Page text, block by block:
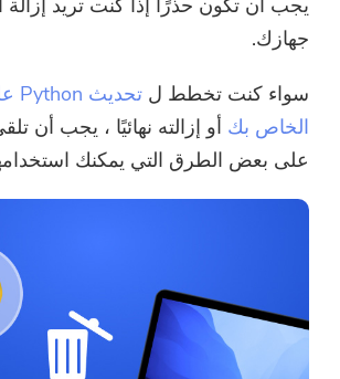
يجب أن تكون حذرًا إذا كنت تريد إزالة
جهازك.
سواء كنت تخطط ل
الخاص بك أو إزالته نهائيًا ، يجب أن
على بعض الطرق التي يمكنك